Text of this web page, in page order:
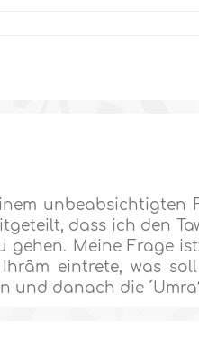
unbeabsichtigten
dass ich den
gehen. Meine Frage
eintrete, was
und danach die